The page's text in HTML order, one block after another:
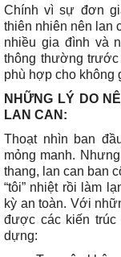
Chính vì sự đơn
thiên nhiên nên lan
nhiều gia đình và
thông thường
phù hợp cho không
NHỮNG LÝ DO
LAN CAN:
Thoạt nhìn ban
mỏng manh.
thang, lan can ban
“tôi” nhiệt rồi làm
kỳ an toàn. Với
được các kiến
dựng: